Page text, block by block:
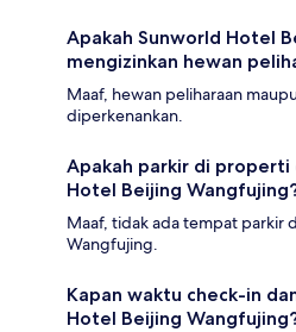
Apakah Sunworld Hotel
mengizinkan hewan
Maaf, hewan peliharaan
diperkenankan.
Apakah parkir di properti
Hotel Beijing
Maaf, tidak ada tempat parkir
Wangfujing.
Kapan waktu check-in
Hotel Beijing